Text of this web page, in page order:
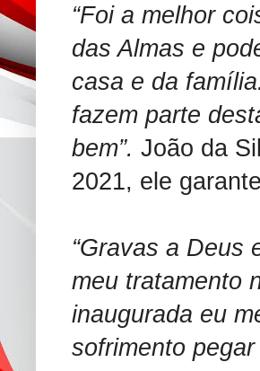
“Foi a melhor
das Almas e
casa e da
fazem parte
bem”. João da
2021, ele
“Gravas a Deus
meu tratamento
inaugurada eu
sofrimento